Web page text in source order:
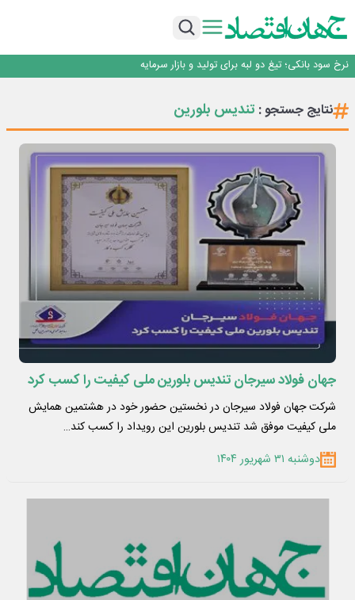
عبور فکور صنعت از مرز ۵۳ همت درآمد
نرخ سود بانکی؛ تیغ دو لبه برای تولید و بازار سرمایه
طلسم خانه‌سازی چینی‌ها در ایران شکسته می‌شود؟
عبور فکور صنعت از مرز ۵۳ همت درآمد
نتایج جستجو : تندیس بلورین
جهان فولاد سیرجان تندیس بلورین ملی کیفیت را کسب کرد
شرکت جهان فولاد سیرجان در نخستین حضور خود در هشتمین همایش
ملی کیفیت موفق شد تندیس بلورین این رویداد را کسب کند…
دوشنبه ۳۱ شهریور ۱۴۰۴